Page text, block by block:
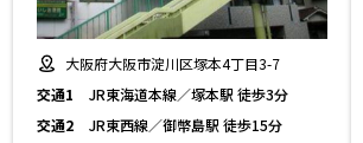
大阪府大阪市淀川区塚本4丁目3-7
交通1
JR東海道本線／塚本駅 徒歩3分
交通2
JR東西線／御幣島駅 徒歩15分